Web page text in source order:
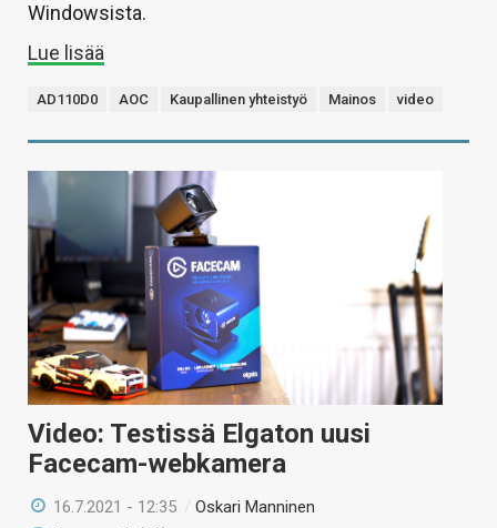
Windowsista.
Lue lisää
AD110D0 AOC Kaupallinen yhteistyö Mainos video
Video: Testissä Elgaton uusi
Facecam-webkamera
16.7.2021 - 12:35 /Oskari Manninen